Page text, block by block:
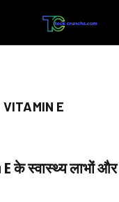
VITAMIN E
के स्वास्थ्य लाभों